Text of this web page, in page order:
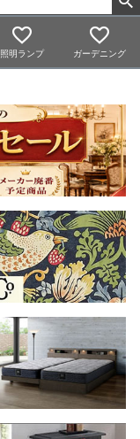
照明ランプ ガーデニング